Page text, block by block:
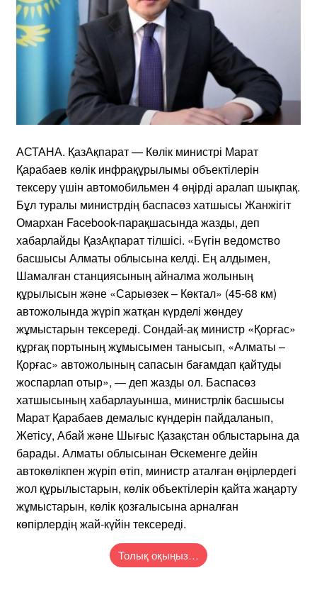
АСТАНА. ҚазАқпарат — Көлік министрі Марат
Қарабаев көлік инфрақұрылымы объектілерін
тексеру үшін автомобильмен 4 өңірді аралап шықпақ.
Бұл туралы министрдің баспасөз хатшысы Жанжігіт
Омархан Facebook-парақшасында жазды, деп
хабарлайды ҚазАқпарат тілшісі. «Бүгін ведомство
басшысы Алматы облысына келді. Ең алдымен,
Шамалған станциясының айналма жолының
құрылысын және «Сарыөзек – Көктал» (45-68 км)
автожолында жүріп жатқан күрделі жөндеу
жұмыстарын тексереді. Сондай-ақ министр «Қорғас»
құрғақ портының жұмысымен танысып, «Алматы –
Қорғас» автожолының сапасын бағамдап қайтуды
жоспарлап отыр», — деп жазды ол. Баспасөз
хатшысының хабарлауынша, министрлік басшысы
Марат Қарабаев демалыс күндерін пайдаланып,
Жетісу, Абай және Шығыс Қазақстан облыстарына да
барады. Алматы облысынан Өскеменге дейін
автокөлікпен жүріп өтіп, министр аталған өңірлердегі
жол құрылыстарын, көлік объектілерін қайта жаңарту
жұмыстарын, көлік қозғалысына арналған
көпірлердің жай-күйін тексереді.
Толық оқыңыз…